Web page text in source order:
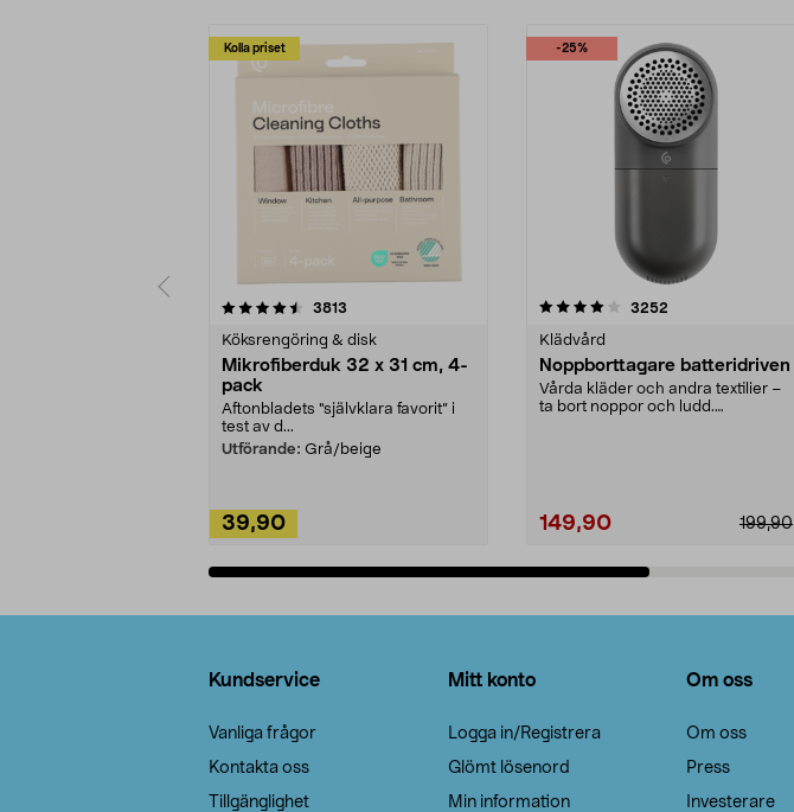
Kolla priset
3813
Köksrengöring & disk
Mikrofiberduk 32 x 31 cm, 4-
pack
Aftonbladets "självklara favorit” i
test av d...
Utförande: Grå/beige
39,90
-25%
4.0av 5 stjärnor 3252
Klädvård
Noppborttagare batteridriven
Vårda kläder och andra textilier –
ta bort noppor och ludd.
199,90
149,90
4.5av 5 stjärnor
Kundservice
Vanliga frågor
Kontakta oss
Tillgänglighet
Mitt konto
Logga in/Registrera
Glömt lösenord
Min information
Om oss
Om oss
Press
Investerare